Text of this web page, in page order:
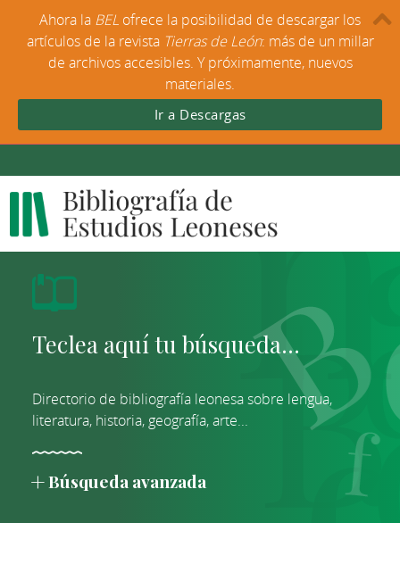
Directorio de bibliografía leonesa sobre lengua,
literatura, historia, geografía, arte...
Búsqueda avanzada
Ahora la BEL ofrece la posibilidad de descargar los
artículos de la revista Tierras de León: más de un millar
de archivos accesibles. Y próximamente, nuevos
materiales.
Ir a Descargas